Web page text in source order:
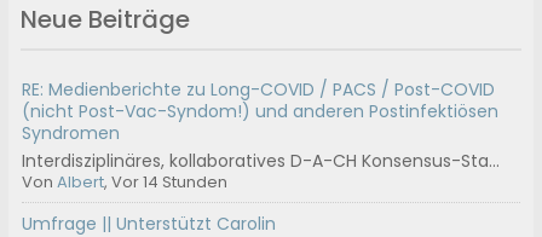
Neue Beiträge
RE: Medienberichte zu Long-COVID / PACS / Post-COVID
(nicht Post-Vac-Syndom!) und anderen Postinfektiösen
Syndromen
Interdisziplinäres, kollaboratives D-A-CH Konsensus-Sta...
VonAlbert, Vor 14 Stunden
Umfrage || Unterstützt Carolin